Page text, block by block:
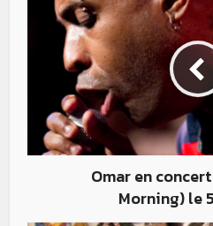
Omar en
Morning) le